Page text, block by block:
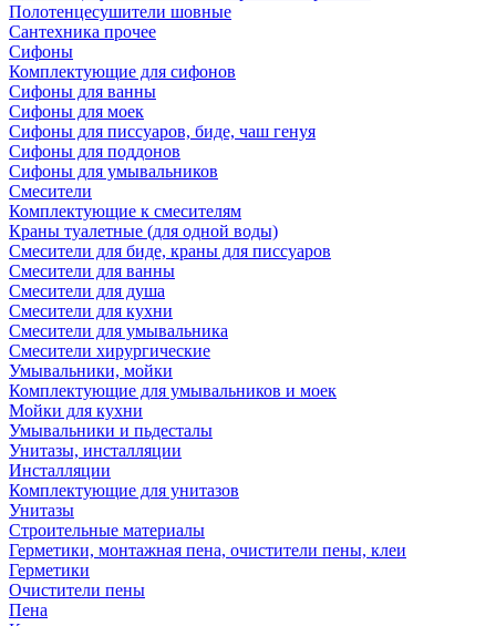
Полотенцесушители шовные
Сантехника прочее
Сифоны
Комплектующие для сифонов
Сифоны для ванны
Сифоны для моек
Сифоны для писсуаров, биде, чаш генуя
Сифоны для поддонов
Сифоны для умывальников
Смесители
Комплектующие к смесителям
Краны туалетные (для одной воды)
Смесители для биде, краны для писсуаров
Смесители для ванны
Смесители для душа
Смесители для кухни
Смесители для умывальника
Смесители хирургические
Умывальники, мойки
Комплектующие для умывальников и моек
Мойки для кухни
Умывальники и пьдесталы
Унитазы, инсталляции
Инсталляции
Комплектующие для унитазов
Унитазы
Строительные материалы
Герметики, монтажная пена, очистители пены, клеи
Герметики
Очистители пены
Пена